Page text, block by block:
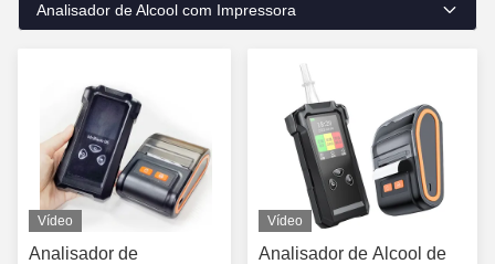
Analisador de Alcool com Impressora
Vídeo
Analisador de
Vídeo
Analisador de Alcool de